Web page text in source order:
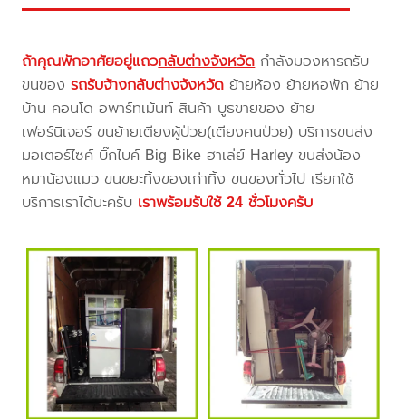
ถ้าคุณพักอาศัยอยู่แถวกลับต่างจังหวัด กำลังมองหารถรับ
ขนของรถรับจ้างกลับต่างจังหวัด ย้ายห้อง ย้ายหอพัก ย้าย
บ้าน คอนโด อพาร์ทเม้นท์ สินค้า บูธขายของ ย้าย
เฟอร์นิเจอร์ ขนย้ายเตียงผู้ป่วย(เตียงคนป่วย) บริการขนส่ง
มอเตอร์ไซค์ บิ๊กไบค์ Big Bike ฮาเล่ย์ Harley ขนส่งน้อง
หมาน้องแมว ขนขยะทิ้งของเก่าทิ้ง ขนของทั่วไป เรียกใช้
บริการเราได้นะครับ เราพร้อมรับใช้ 24 ชั่วโมงครับ